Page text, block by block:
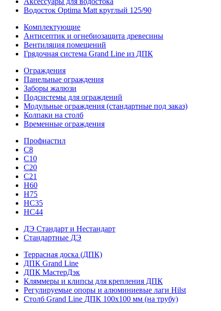
Водосток Optima Matt круглый 125/90
Комплектующие
Антисептик и огнебиозащита древесины
Вентиляция помещений
Грядочная система Grand Line из ДПК
Ограждения
Панельные ограждения
Заборы жалюзи
Подсистемы для ограждений
Модульные ограждения (стандартные под заказ)
Колпаки на столб
Временные ограждения
Профнастил
С8
С10
С20
С21
H60
H75
HС35
НС44
ДЭ Стандарт и Нестандарт
Стандартные ДЭ
Террасная доска (ДПК)
ДПК Grand Line
ДПК МастерДэк
Кляммеры и клипсы для крепления ДПК
Регулируемые опоры и алюминиевые лаги Hilst
Столб Grand Line ДПК 100х100 мм (на трубу)